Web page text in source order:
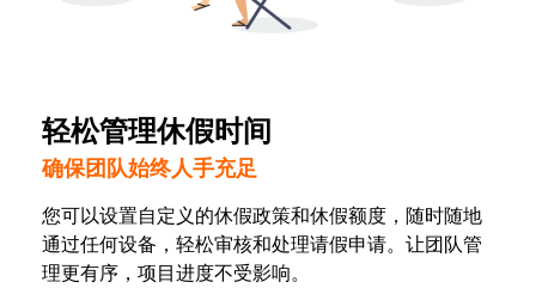
轻松管理休假时间
确保团队始终人手充足
您可以设置自定义的休假政策和休假额度，随时随地
通过任何设备，轻松审核和处理请假申请。让团队管
理更有序，项目进度不受影响。